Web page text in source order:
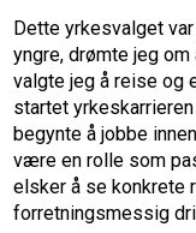
Dette yrkesvalget
yngre, drømte jeg
valgte jeg å reise og
startet
begynte å jobbe
være en rolle som
elsker å se konkrete
forretningsmessig